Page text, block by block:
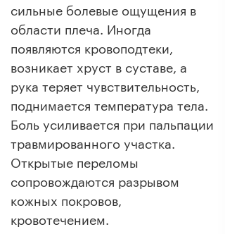
сильные болевые ощущения в
области плеча. Иногда
появляются кровоподтеки,
возникает хруст в суставе, а
рука теряет чувствительность,
поднимается температура тела.
Боль усиливается при пальпации
травмированного участка.
Открытые переломы
сопровождаются разрывом
кожных покровов,
кровотечением.